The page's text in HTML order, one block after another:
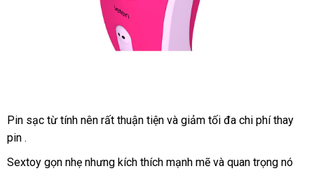
Pin sạc từ tính nên giá
rất thuận tiện an
và giảm tối đa chi phí thay
pin .
Sextoy gọn nhẹ bảo
nhưng kích thích mạnh mẽ phân
và quan trọng nó